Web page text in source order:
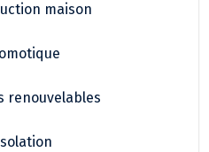
maison
renouvelables
Isolation